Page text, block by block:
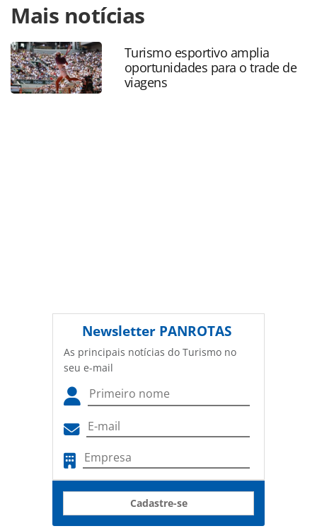
https://www.panrotas.com.br/destinos/parques-
tematicos/2026/05/universal-orlando-resort-recebe-
operadoras-em-famtour-pre-ipw-2026-veja-
fotos_228541.html ou as ferramentas oferecidas na página.
Todo o conteúdo produzido pela PANROTAS Editora é
protegido pela legislação brasileira sobre direito autoral.
Mais notícias
Turismo esportivo amplia
oportunidades para o trade de
viagens
Newsletter PANROTAS
As principais notícias do Turismo no
seu e-mail
Cadastre-se